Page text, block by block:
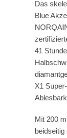
Das
Blue
41
X1
Mit 200